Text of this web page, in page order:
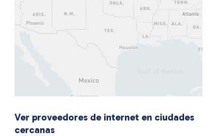
Ver proveedores de internet en ciudades
cercanas